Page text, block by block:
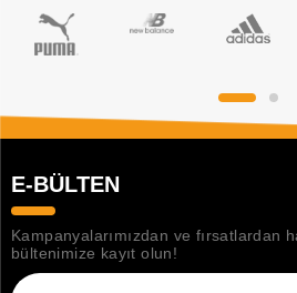
E-BÜLTEN
Kampanyalarımızdan ve fırsatlardan
bültenimize kayıt olun!